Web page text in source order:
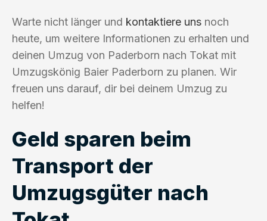
Warte nicht länger und kontaktiere uns noch
heute, um weitere Informationen zu erhalten und
deinen Umzug von Paderborn nach Tokat mit
Umzugskönig Baier Paderborn zu planen. Wir
freuen uns darauf, dir bei deinem Umzug zu
helfen!
Geld sparen beim
Transport der
Umzugsgüter nach